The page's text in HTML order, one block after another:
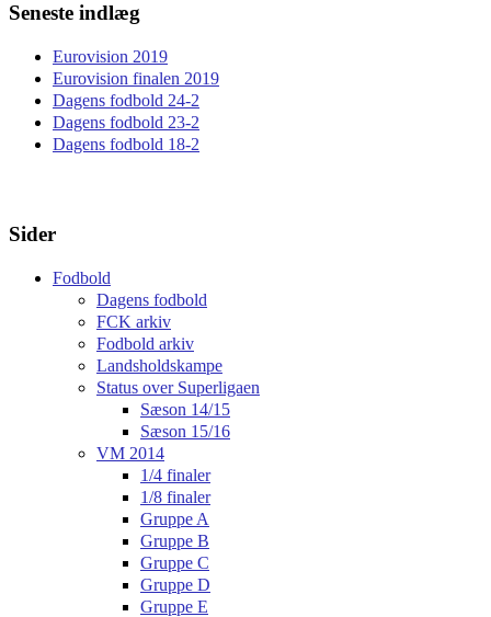
Seneste indlæg
Eurovision 2019
Eurovision finalen 2019
Dagens fodbold 24-2
Dagens fodbold 23-2
Dagens fodbold 18-2
Sider
Fodbold
Dagens fodbold
FCK arkiv
Fodbold arkiv
Landsholdskampe
Status over Superligaen
Sæson 14/15
Sæson 15/16
VM 2014
1/4 finaler
1/8 finaler
Gruppe A
Gruppe B
Gruppe C
Gruppe D
Gruppe E